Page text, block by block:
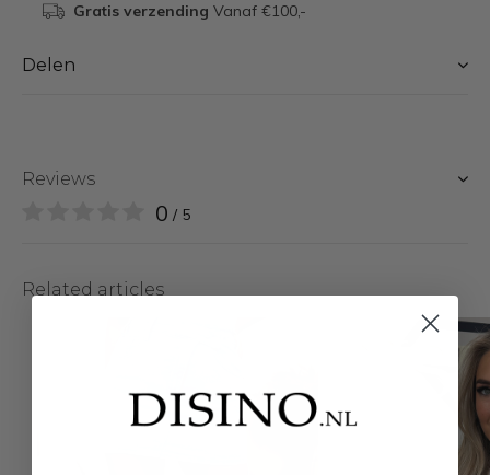
Gratis verzending Vanaf €100,-
Delen
Reviews
0 / 5
Related articles